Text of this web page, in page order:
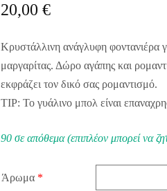
20,00 €
Κρυστάλλινη ανάγλυφη φοντανιέρα
μαργαρίτας. Δώρο αγάπης και
εκφράζει τον δικό σας ρομαντισμό.
TIP: Το γυάλινο μπολ είναι
90 σε απόθεμα (επιπλέον μπορεί να
Άρωμα *